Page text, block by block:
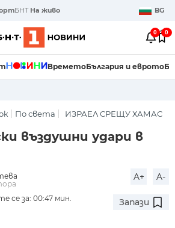
БНТ На живо BG
0 0
ВреметоБългария и еврото
По света ИЗРАЕЛ СРЕЩУ ХАМАС
въздушни удари в
A+ A-
се за: 00:47 мин.
Запази